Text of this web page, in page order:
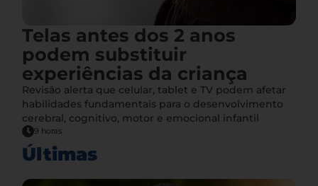
Telas antes dos 2 anos
podem substituir
experiências da criança
Revisão alerta que celular, tablet e TV podem afetar
habilidades fundamentais para o desenvolvimento
cerebral, cognitivo, motor e emocional infantil
9 horas
Últimas